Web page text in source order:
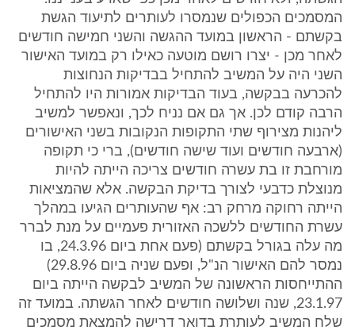
המסמכים הכפולים שנמסרו לעותרים לתיעוד הגשת
בקשתם - הראשון במועד ההגשה והשני חמישה חודשים
לאחר מכן - יצרו רושם מוטעה כאילו רק במועד האישור
השני היה על המשיב להתחיל בבדיקות הנחוצות
להכרעה בבקשה, בעוד הבדיקות אמורות היו להתחיל
הרבה קודם לכן. אך גם אם נניח לכך, ונאפשר למשיב
ליהנות מצירוף שתי התקופות הנקובות בשני האישורים
(ארבעה חודשים ועוד שישה חודשים), ברי כי תקופה
מורחבת זו בת עשרה חודשים צריכה הייתה להיות
מנוצלת כדבעי לצורך בדיקת הבקשה. אלא שהמציאות
הייתה רחוקה מרחק רב: אף שהעותרים הגיעו במהלך
עשרת החודשים ללשכה האזורית פעמיים על מנת לברר
מה עלה בגורל בקשתם (פעם אחת ביום 24.3.96, בו
נמסר להם האישור הנ"ל, ופעם שניה ביום 29.8.96)
ההתייחסות הראשונה של המשיב לבקשה הייתה ביום
23.1.97, שנה ושלושה חודשים לאחר הגשתה. במועד זה
שלח המשיב לעותרת בדואר דרישה להמצאת מסמכים